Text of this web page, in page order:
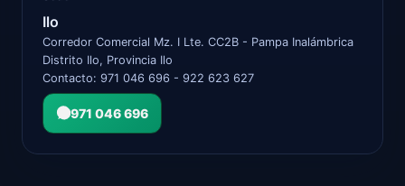
Ilo
Corredor Comercial Mz. I Lte. CC2B - Pampa Inalámbrica
Distrito Ilo, Provincia Ilo
Contacto: 971 046 696 - 922 623 627
971 046 696